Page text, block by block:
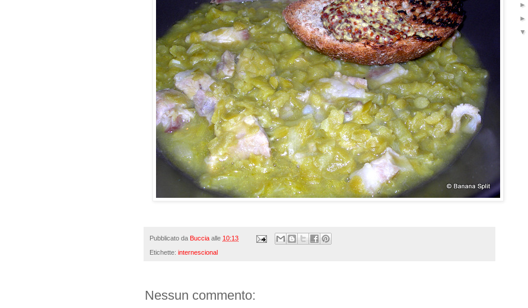
Pubblicato da Buccia alle 10:13
Etichette: internescional
Nessun commento:
►
►
▼